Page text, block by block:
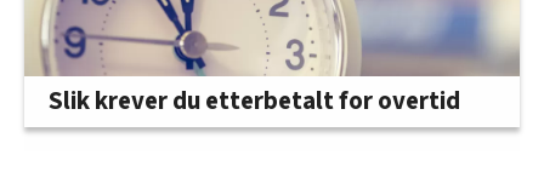
Slik krever du etterbetalt for overtid